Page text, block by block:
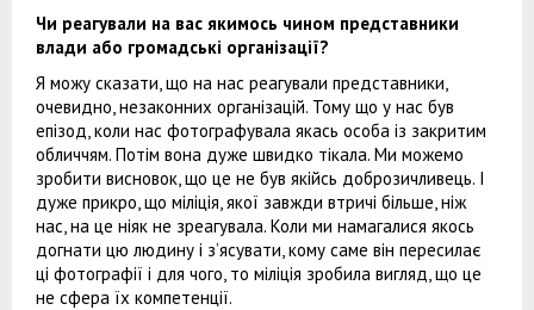
Чи реагували на вас якимось чином представники
влади або громадські організації?
Я можу сказати, що на нас реагували представники,
очевидно, незаконних організацій. Тому що у нас був
епізод, коли нас фотографувала якась особа із закритим
обличчям. Потім вона дуже швидко тікала. Ми можемо
зробити висновок, що це не був якійсь доброзичливець. І
дуже прикро, що міліція, якої завжди втричі більше, ніж
нас, на це ніяк не зреагувала. Коли ми намагалися якось
догнати цю людину і з’ясувати, кому саме він пересилає
ці фотографії і для чого, то міліція зробила вигляд, що це
не сфера їх компетенції.